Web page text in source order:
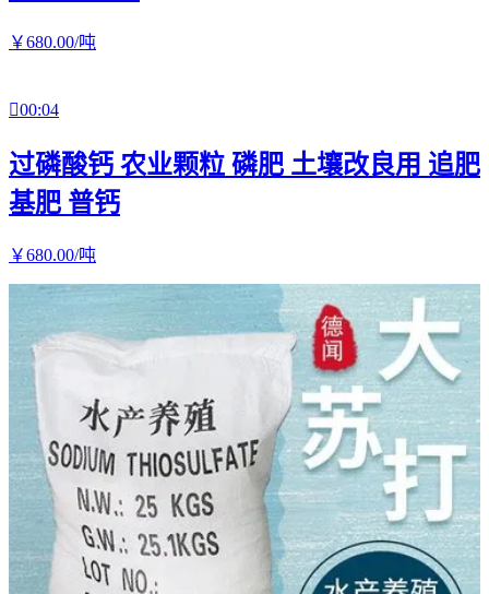
￥680.00/吨
00:04
过磷酸钙 农业颗粒 磷肥 土壤改良用 追肥
基肥 普钙
￥680.00/吨